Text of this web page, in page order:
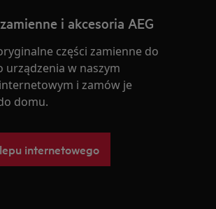
i akcesoria AEG
części zamienne do
urządzenia w naszym
i zamów je
domu.
internetowego